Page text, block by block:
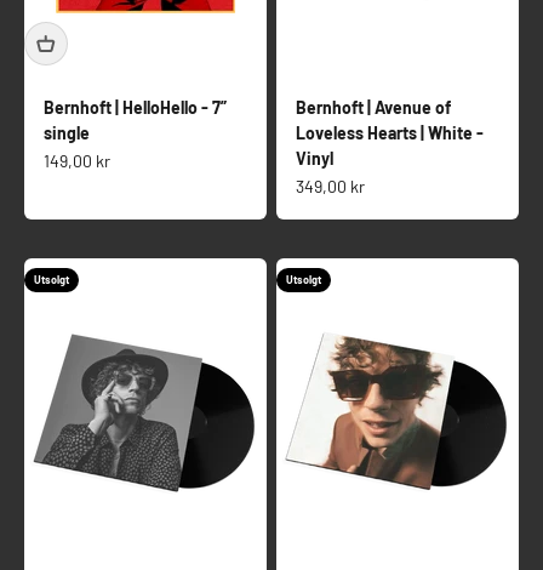
Bernhoft | HelloHello - 7”
single
Salgspris
149,00 kr
Bernhoft | Avenue of
Loveless Hearts | White -
Vinyl
Salgspris
349,00 kr
Utsolgt Utsolgt